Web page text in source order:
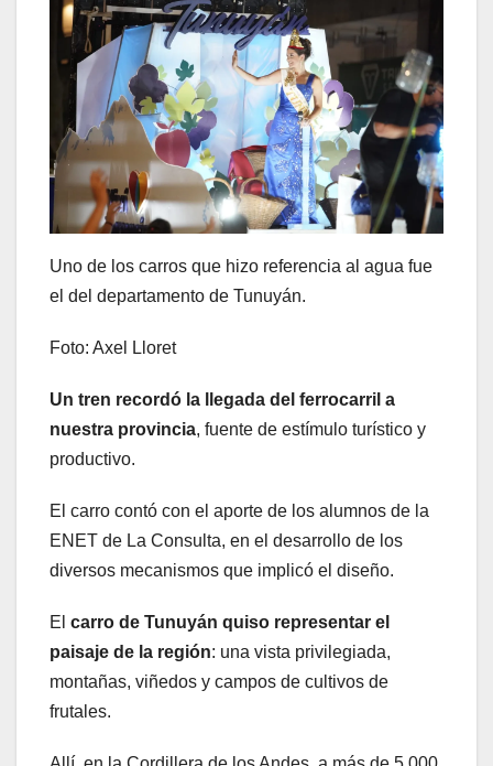
Uno de los carros que hizo referencia al agua fue
el del departamento de Tunuyán.
Foto: Axel Lloret
Un tren recordó la llegada del ferrocarril a
nuestra provincia, fuente de estímulo turístico y
productivo.
El carro contó con el aporte de los alumnos de la
ENET de La Consulta, en el desarrollo de los
diversos mecanismos que implicó el diseño.
El carro de Tunuyán quiso representar el
paisaje de la región: una vista privilegiada,
montañas, viñedos y campos de cultivos de
frutales.